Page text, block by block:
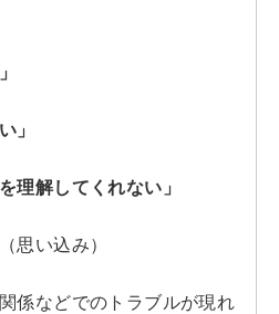
」
理解してくれない」
思い込み）
係などでのトラブルが現れ